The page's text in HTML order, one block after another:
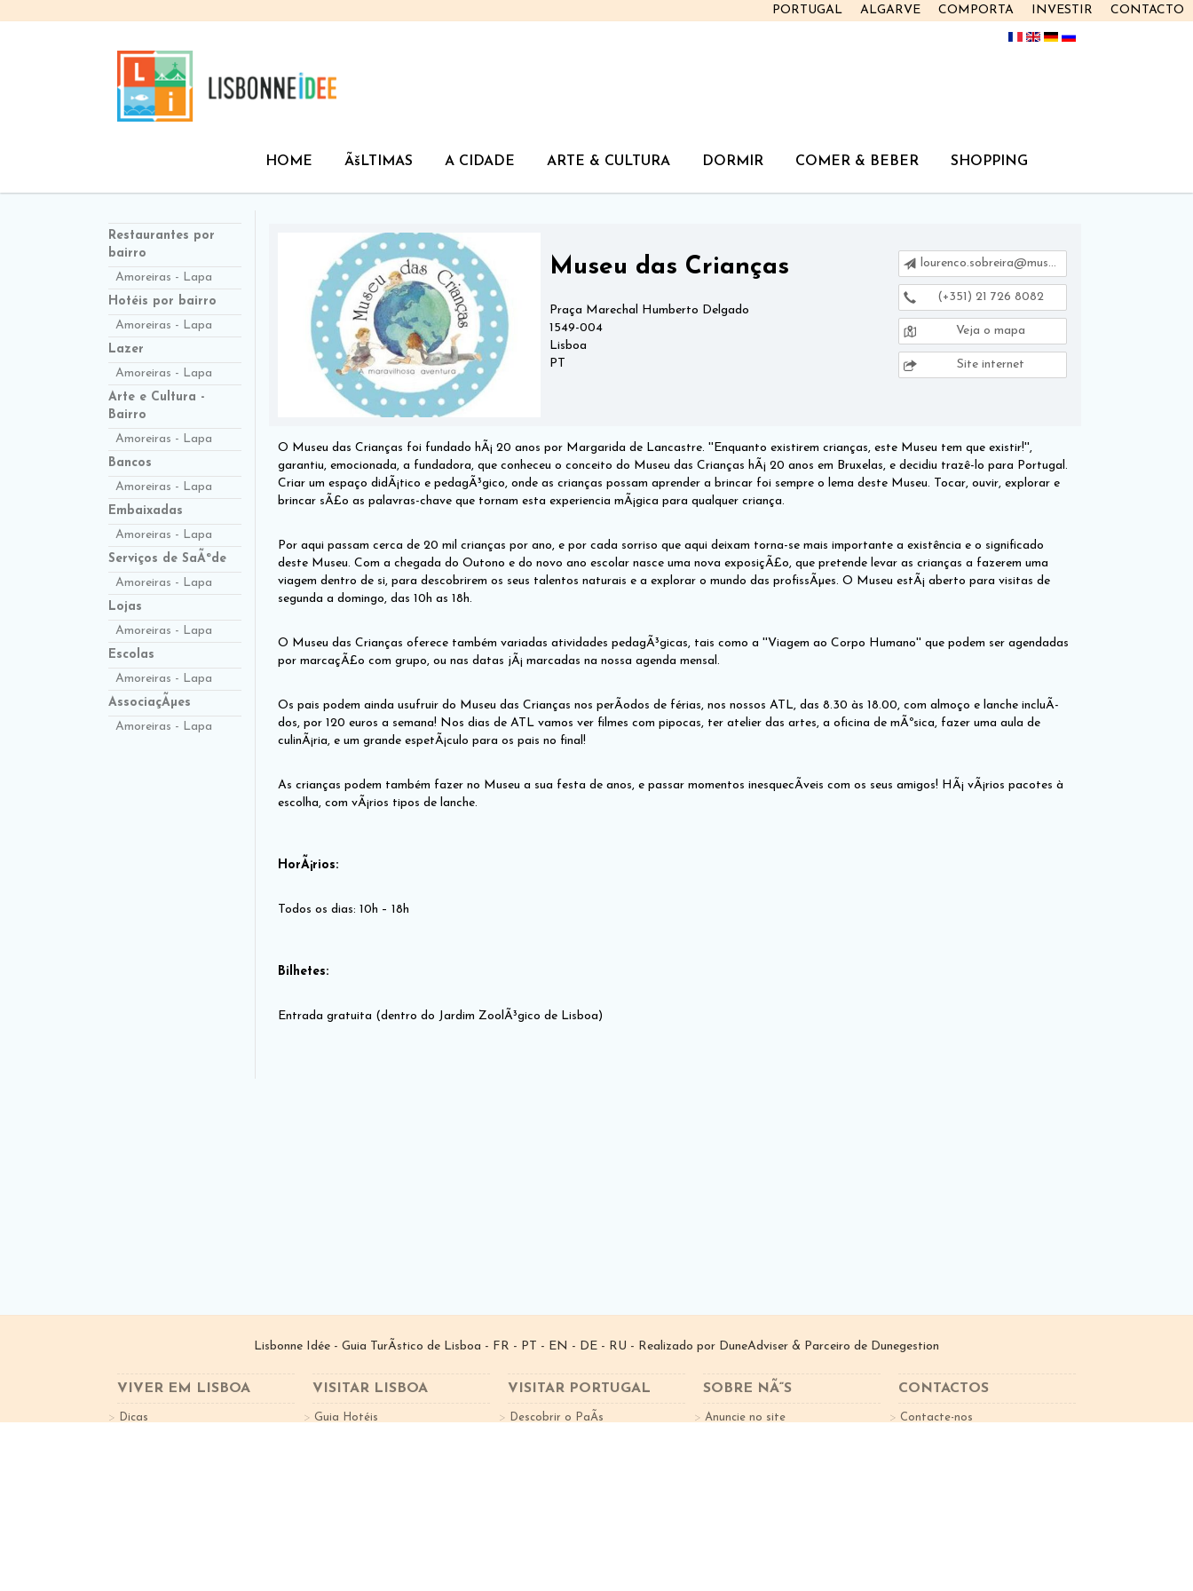
CONTACTO
INVESTIR
COMPORTA
ALGARVE
PORTUGAL
HOME ÃšLTIMAS A CIDADE ARTE & CULTURA DORMIR COMER & BEBER SHOPPING
Restaurantes por
bairro
Amoreiras - Lapa
Hotéis por bairro
Amoreiras - Lapa
Lazer
Amoreiras - Lapa
Arte e Cultura -
Bairro
Amoreiras - Lapa
Bancos
Amoreiras - Lapa
Embaixadas
Amoreiras - Lapa
Serviços de SaÃºde
Amoreiras - Lapa
Lojas
Amoreiras - Lapa
Escolas
Amoreiras - Lapa
AssociaçÃµes
Amoreiras - Lapa
Museu das Crianças
Praça Marechal Humberto Delgado
1549-004
Lisboa
PT
lourenco.sobreira@museudascriancas.pt
(+351) 21 726 8082
Veja o mapa
Site internet
O Museu das Crianças foi fundado hÃ¡ 20 anos por Margarida de Lancastre. ''Enquanto existirem crianças, este Museu tem que existir!'',
garantiu, emocionada, a fundadora, que conheceu o conceito do Museu das Crianças hÃ¡ 20 anos em Bruxelas, e decidiu trazê-lo para Portugal.
Criar um espaço didÃ¡tico e pedagÃ³gico, onde as crianças possam aprender a brincar foi sempre o lema deste Museu. Tocar, ouvir, explorar e
brincar sÃ£o as palavras-chave que tornam esta experiencia mÃ¡gica para qualquer criança.
Por aqui passam cerca de 20 mil crianças por ano, e por cada sorriso que aqui deixam torna-se mais importante a existência e o significado
deste Museu. Com a chegada do Outono e do novo ano escolar nasce uma nova exposiçÃ£o, que pretende levar as crianças a fazerem uma
viagem dentro de si, para descobrirem os seus talentos naturais e a explorar o mundo das profissÃµes. O Museu estÃ¡ aberto para visitas de
segunda a domingo, das 10h as 18h.
O Museu das Crianças oferece também variadas atividades pedagÃ³gicas, tais como a ''Viagem ao Corpo Humano'' que podem ser agendadas
por marcaçÃ£o com grupo, ou nas datas jÃ¡ marcadas na nossa agenda mensal.
Os pais podem ainda usufruir do Museu das Crianças nos perÃ­odos de férias, nos nossos ATL, das 8.30 às 18.00, com almoço e lanche incluÃ­
dos, por 120 euros a semana! Nos dias de ATL vamos ver filmes com pipocas, ter atelier das artes, a oficina de mÃºsica, fazer uma aula de
culinÃ¡ria, e um grande espetÃ¡culo para os pais no final!
As crianças podem também fazer no Museu a sua festa de anos, e passar momentos inesquecÃ­veis com os seus amigos! HÃ¡ vÃ¡rios pacotes à
escolha, com vÃ¡rios tipos de lanche.
HorÃ¡rios:
Todos os dias: 10h – 18h
Bilhetes:
Entrada gratuita (dentro do Jardim ZoolÃ³gico de Lisboa)
Lisbonne Idée - Guia TurÃ­stico de Lisboa - FR - PT - EN - DE - RU - Realizado por DuneAdviser & Parceiro de Dunegestion
VIVER EM LISBOA
Dicas
VISITAR LISBOA
Guia Hotéis
VISITAR PORTUGAL
Descobrir o PaÃ­s
SOBRE NÃ“S
Anuncie no site
CONTACTOS
Contacte-nos